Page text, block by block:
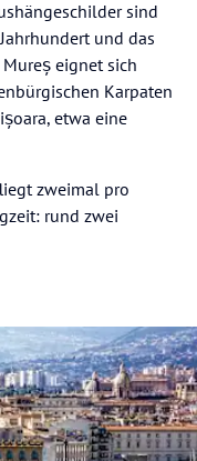
sind
und das
eignet sich
Karpaten
etwa eine
zweimal pro
rund zwei